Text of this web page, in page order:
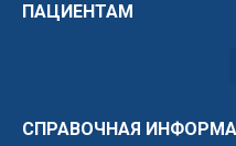
ПАЦИЕНТАМ
СПРАВОЧНАЯ